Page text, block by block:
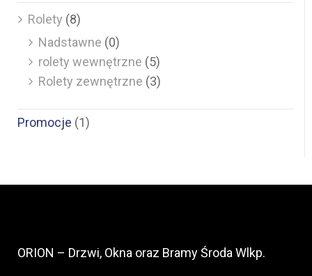
Rolety (8)
Nadstawne (0)
rolety wewnętrzne (5)
Rolety zewnętrzne (3)
Promocje (1)
ORION – Drzwi, Okna oraz Bramy Środa Wlkp.